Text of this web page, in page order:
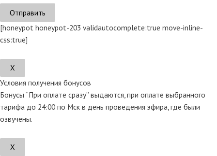
[honeypot honeypot-203 validautocomplete:true move-inline-
css:true]
Х
Условия получения бонусов
Бонусы “При оплате сразу” выдаются, при оплате выбранного
тарифа до 24:00 по Мск в день проведения эфира, где были
озвучены.
Х